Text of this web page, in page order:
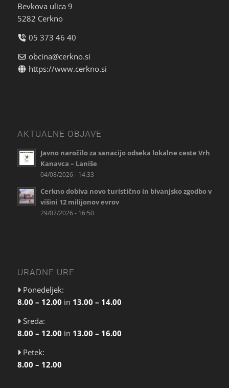
Bevkova ulica 9
5282 Cerkno
05 373 46 40
obcina@cerkno.si
https://www.cerkno.si
AKTUALNE OBJAVE
Javno naročilo za sanacijo odseka lokalne ceste Vrh
Kanavca – Laniše
04/08/2026 - 14:33
Cerkno dobiva novo turistično in bivanjsko zgodbo v
višini 12 milijonov evrov
29/07/2026 - 16:50
URADNE URE
Ponedeljek:
8.00 – 12.00 in 13.00 – 14.00
Sreda:
8.00 – 12.00 in 13.00 – 16.00
Petek:
8.00 – 12.00